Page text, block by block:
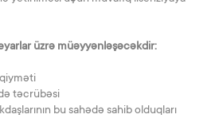
üzrə müəyyənləşəcəkdir:
təcrübəsi
bu sahədə sahib olduqları